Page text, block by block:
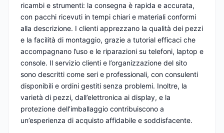
ricambi e strumenti: la consegna è rapida e accurata,
con pacchi ricevuti in tempi chiari e materiali conformi
alla descrizione. I clienti apprezzano la qualità dei pezzi
e la facilità di montaggio, grazie a tutorial efficaci che
accompagnano l’uso e le riparazioni su telefoni, laptop e
console. Il servizio clienti e l’organizzazione del sito
sono descritti come seri e professionali, con consulenti
disponibili e ordini gestiti senza problemi. Inoltre, la
varietà di pezzi, dall’elettronica ai display, e la
protezione dell’imballaggio contribuiscono a
un’esperienza di acquisto affidabile e soddisfacente.